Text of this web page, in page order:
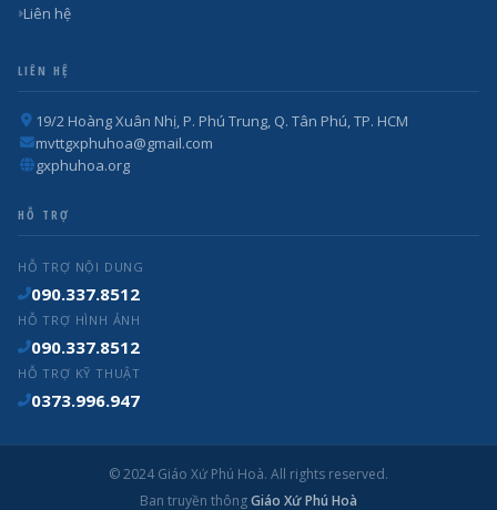
Liên hệ
LIÊN HỆ
19/2 Hoàng Xuân Nhị, P. Phú Trung, Q. Tân Phú, TP. HCM
mvttgxphuhoa@gmail.com
gxphuhoa.org
HỖ TRỢ
HỖ TRỢ NỘI DUNG
090.337.8512
HỖ TRỢ HÌNH ẢNH
090.337.8512
HỖ TRỢ KỸ THUẬT
0373.996.947
© 2024 Giáo Xứ Phú Hoà. All rights reserved.
Ban truyền thôngGiáo Xứ Phú Hoà